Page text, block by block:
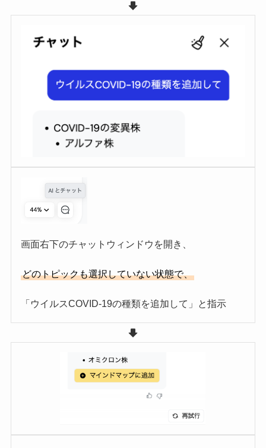
画面右下のチャットウィンドウを開き、
どのトピックも選択していない状態で、
「ウイルスCOVID-19の種類を追加して」と指示